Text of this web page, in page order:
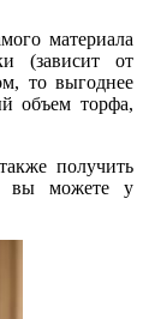
материала
(зависит от
то выгоднее
объем торфа,
получить
вы можете у